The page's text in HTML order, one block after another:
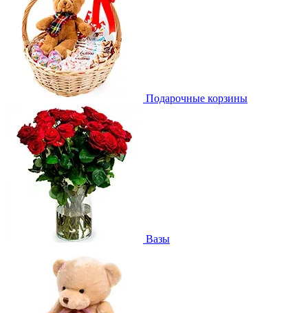
Подарочные корзины
Вазы